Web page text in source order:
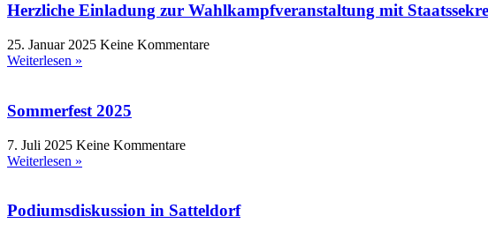
Herzliche Einladung zur Wahlkampfveranstaltung mit
25. Januar 2025 Keine Kommentare
Weiterlesen »
Sommerfest 2025
7. Juli 2025 Keine Kommentare
Weiterlesen »
Podiumsdiskussion in Satteldorf